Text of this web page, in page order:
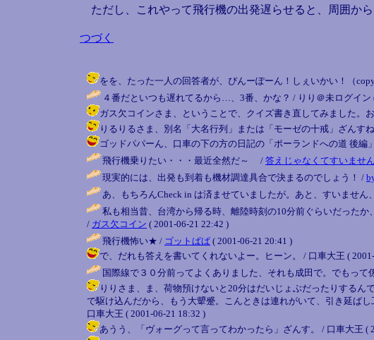
ただし、これやって飛行機の出発遅らせると、周囲から
つづく
をを、たった一人の回答者が、ぴんーぽーん！しぇいかい！（
４番だといつも遅れてるから…、3番、かな？ / りり＠未ログイン
ガス欠コインさま、ということで、クイズ書き直してみました。
りるりるさま、別名「大名行列」または「モーゼの十戒」ざんす
ゴッドパパーん、口車の下の方の日記の「ポーランドへの道 後
飛行機乗りたい・・・最近全然だ～ / 答えじゃなくてすいませ
現実的には、出発も到着も機材調達具合で決まるのでしょう！ /
あ、もちろんCheck in は済ませていましたが。あと、すいませ
私も相当昔、台湾から帰る時、離陸時刻の10分前ぐらいだった
/ ガス欠コイン ( 2001-06-21 22:42 )
飛行機怖い★ / ゴットぱぱ ( 2001-06-21 20:41 )
で、だれも答えを書いてくれないよー。ヒーン。 / 口車大王 (
国際線で３０分前ってよくありました、それも成田で。でもっ
りりさま、ま、荷物預けないと20分はだいじょぶだったりする
で駆け込んだから、もう大顰蹙。こんときは連れがいて、引き延ば
口車大王 ( 2001-06-21 18:32 )
あうう、「ヴォーグって言ってわかったら」ざんす。 / 口車大王 (